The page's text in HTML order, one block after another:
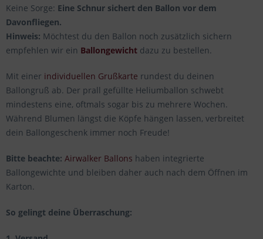
Keine Sorge: Eine Schnur sichert den Ballon vor dem
Davonfliegen.
Hinweis: Möchtest du den Ballon noch zusätzlich sichern
empfehlen wir ein Ballongewicht dazu zu bestellen.
Mit einer individuellen Grußkarte rundest du deinen
Ballongruß ab. Der prall gefüllte Heliumballon schwebt
mindestens eine, oftmals sogar bis zu mehrere Wochen.
Während Blumen längst die Köpfe hängen lassen, verbreitet
dein Ballongeschenk immer noch Freude!
Bitte beachte: Airwalker Ballons haben integrierte
Ballongewichte und bleiben daher auch nach dem Öffnen im
Karton.
So gelingt deine Überraschung: